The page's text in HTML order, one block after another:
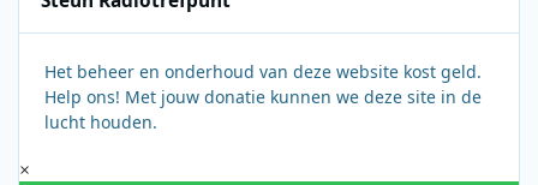
Het beheer en onderhoud van deze website kost geld.
Help ons! Met jouw donatie kunnen we deze site in de
lucht houden.